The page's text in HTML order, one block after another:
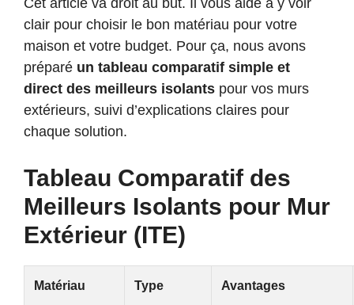
Cet article va droit au but. Il vous aide à y voir
clair pour choisir le bon matériau pour votre
maison et votre budget. Pour ça, nous avons
préparé un tableau comparatif simple et
direct des meilleurs isolants pour vos murs
extérieurs, suivi d’explications claires pour
chaque solution.
Tableau Comparatif des
Meilleurs Isolants pour Mur
Extérieur (ITE)
Matériau Type Avantages